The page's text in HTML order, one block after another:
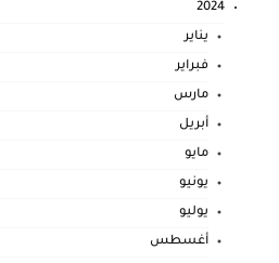
2024
يناير
فبراير
مارس
أبريل
مايو
يونيو
يوليو
أغسطس